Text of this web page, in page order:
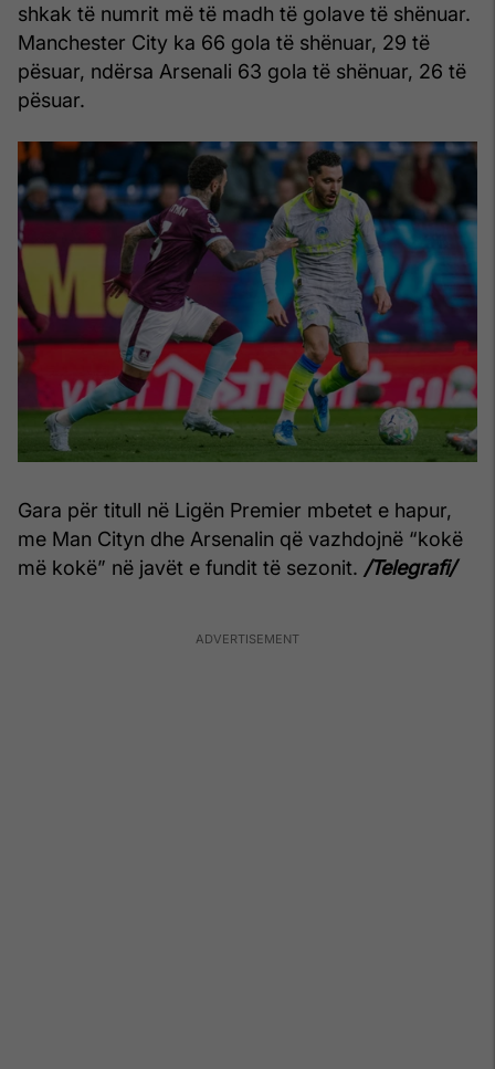
shkak të numrit më të madh të golave të shënuar.
Manchester City ka 66 gola të shënuar, 29 të
pësuar, ndërsa Arsenali 63 gola të shënuar, 26 të
pësuar.
Gara për titull në Ligën Premier mbetet e hapur,
me Man Cityn dhe Arsenalin që vazhdojnë “kokë
më kokë” në javët e fundit të sezonit. /Telegrafi/